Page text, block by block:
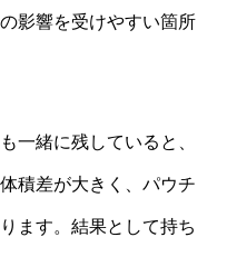
影響を受けやすい箇所
一緒に残していると、
積差が大きく、パウチ
ます。結果として持ち